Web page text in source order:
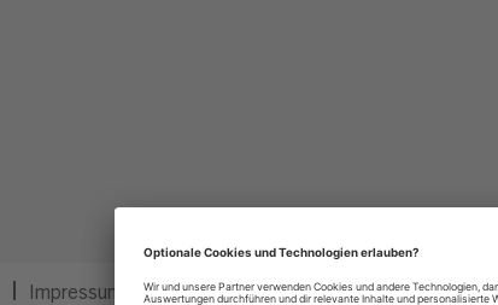
Impressum Privatsphäre-Einstellungen